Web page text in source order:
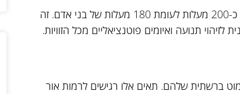
לחתולים שדה ראייה רחב יותר מבני אדם, עם שדה ראייה של כ-200 מעלות לעומת 180 מעלות של בני אדם. זה
תנועה ואיומים פוטנציאליים מכל הזוויות.
ברשתית שלהם. תאים אלו רגישים לרמות אור